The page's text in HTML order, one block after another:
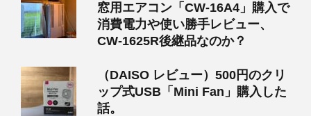
窓用エアコン「CW-16A4」購入で
消費電力や使い勝手レビュー、
CW-1625R後継品なのか？
（DAISO レビュー）500円のクリ
ップ式USB「Mini Fan」購入した
話。